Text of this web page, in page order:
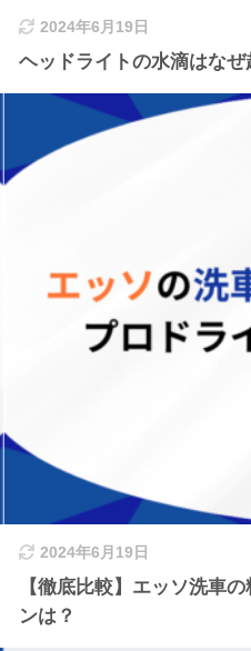
2024年6月19日
ヘッドライトの水滴はな
2024年6月19日
【徹底比較】エッソ洗車
ンは？